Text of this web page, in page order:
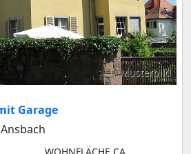
Musterbild
Garage